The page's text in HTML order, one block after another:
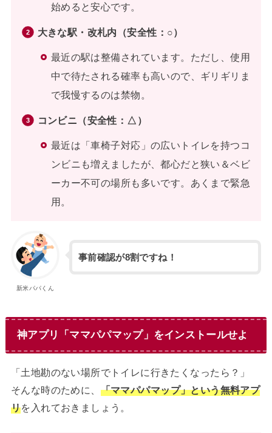
始めると安心です。
大きな駅・改札内（安全性：○）
最近の駅は整備されています。ただし、使用
中で待たされる確率も高いので、ギリギリま
で我慢するのは禁物。
コンビニ（安全性：△）
最近は「車椅子対応」の広いトイレを持つコ
ンビニも増えましたが、都心だと狭い＆ベビ
ーカー不可の場所も多いです。あくまで緊急
用。
新米パパくん
事前確認が8割ですね！
神アプリ「ママパパマップ」をインストールせよ
「土地勘のない場所でトイレに行きたくなったら？」
そんな時のために、 「ママパパマップ」という無料アプ
リを入れておきましょう。